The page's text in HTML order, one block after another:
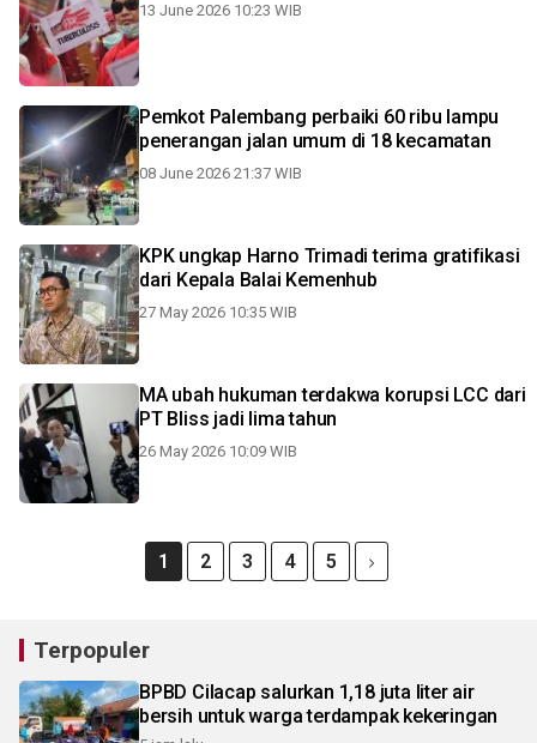
13 June 2026 10:23 WIB
Pemkot Palembang perbaiki 60 ribu lampu
penerangan jalan umum di 18 kecamatan
08 June 2026 21:37 WIB
KPK ungkap Harno Trimadi terima gratifikasi
dari Kepala Balai Kemenhub
27 May 2026 10:35 WIB
MA ubah hukuman terdakwa korupsi LCC dari
PT Bliss jadi lima tahun
26 May 2026 10:09 WIB
1 2 3 4 5
Terpopuler
BPBD Cilacap salurkan 1,18 juta liter air
bersih untuk warga terdampak kekeringan